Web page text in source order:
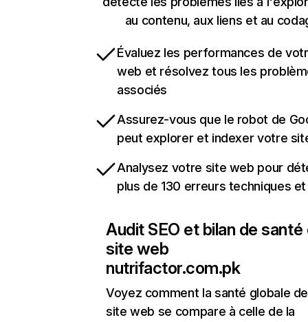
au contenu, aux liens et au
Évaluez les performances de
web et résolvez tous les
associés
Assurez-vous que le robot de
peut explorer et indexer votre
Analysez votre site web pour
plus de 130 erreurs techniques et
Audit SEO et bilan de santé
site web
nutrifactor.com.pk
Voyez comment la santé globale
site web se compare à celle de la